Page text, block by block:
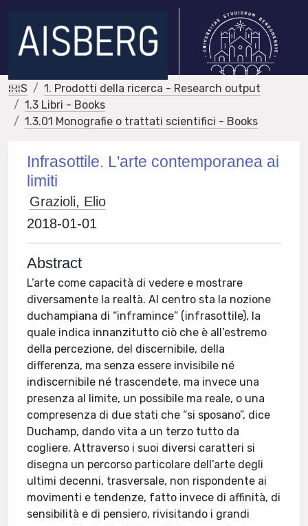
IRIS
1. Prodotti della ricerca - Research output
1.3 Libri - Books
1.3.01 Monografie o trattati scientifici - Books
Infrasottile. L'arte contemporanea ai
limiti
Grazioli, Elio
2018-01-01
Abstract
L’arte come capacità di vedere e mostrare
diversamente la realtà. Al centro sta la nozione
duchampiana di “inframince” (infrasottile), la
quale indica innanzitutto ciò che è all’estremo
della percezione, del discernibile, della
differenza, ma senza essere invisibile né
indiscernibile né trascendete, ma invece una
presenza al limite, un possibile ma reale, o una
compresenza di due stati che “si sposano”, dice
Duchamp, dando vita a un terzo tutto da
cogliere. Attraverso i suoi diversi caratteri si
disegna un percorso particolare dell’arte degli
ultimi decenni, trasversale, non rispondente ai
movimenti e tendenze, fatto invece di affinità, di
sensibilità e di pensiero, rivisitando i grandi